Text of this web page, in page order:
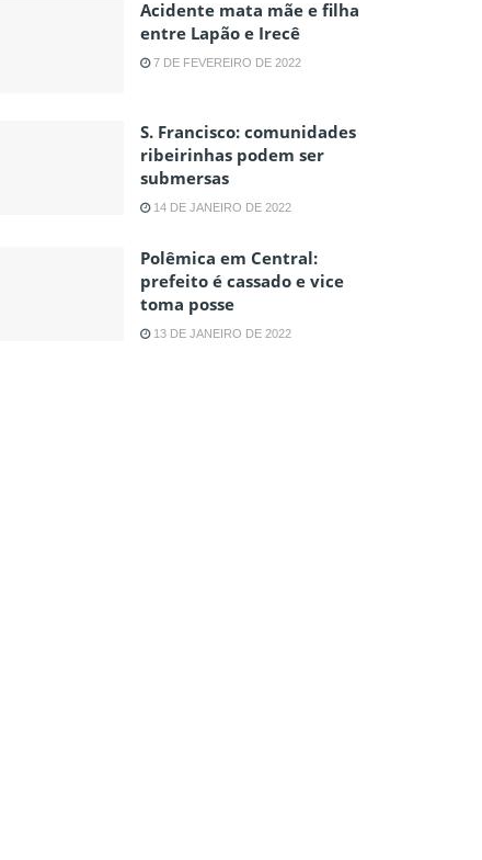
Acidente mata mãe e filha
entre Lapão e Irecê
7 DE FEVEREIRO DE 2022
S. Francisco: comunidades
ribeirinhas podem ser
submersas
14 DE JANEIRO DE 2022
Polêmica em Central:
prefeito é cassado e vice
toma posse
13 DE JANEIRO DE 2022